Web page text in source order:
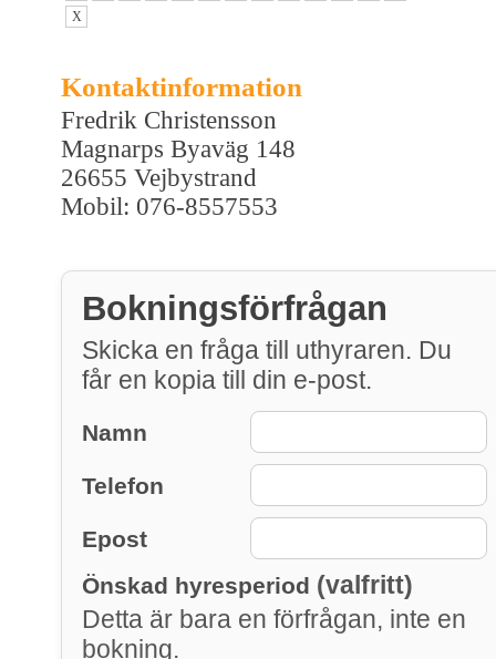
X
Kontaktinformation
Fredrik Christensson
Magnarps Byaväg 148
26655 Vejbystrand
Mobil: 076-8557553
Bokningsförfrågan
Skicka en fråga till uthyraren. Du
får en kopia till din e-post.
Namn
Telefon
Epost
Önskad hyresperiod (valfritt)
Detta är bara en förfrågan, inte en
bokning.